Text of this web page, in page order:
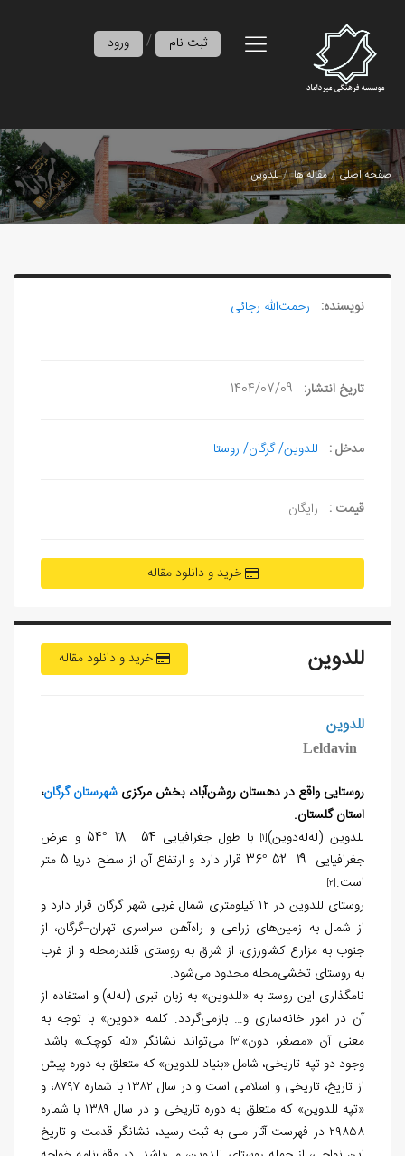
ورود / ثبت نام
صفحه اصلی مقاله ها للدوین
نویسنده: رحمت‌الله رجائی
تاریخ انتشار: 1404/07/09
مدخل : للدوین/ گرگان/ روستا
قیمت : رایگان
خرید و دانلود مقاله
خرید و دانلود مقاله للدوین
للدوین
Leldavin
روستایی واقع در دهستان روشن‌آباد، بخش مرکزی شهرستان گرگان،
استان گلستان.
للدوین (له‌له‌دوین)[1]
با طول جغرافیایی 54ً 18َ °54 و عرض
جغرافیایی 19ً 52َ °36 قرار دارد و ارتفاع آن از سطح دریا 5 متر
است.[2]
روستای للدوین در ۱۲ کیلومتری شمال غربی شهر گرگان قرار دارد و
از شمال به زمین‌های زراعی و راه‌آهن سراسری تهران–گرگان، از
جنوب به مزارع کشاورزی، از شرق به روستای قلندرمحله و از غرب
به روستای تخشی‌محله محدود می‌شود.
نامگذاری این روستا به «للدوین» به زبان تبری (له‌له) و استفاده از
آن در امور خانه‌سازی و… بازمی‌گردد. کلمه «دوین» با توجه به
معنی آن «مصغر، دون»[3]
می‌تواند نشانگر «لله کوچک» باشد.
وجود دو تپه تاریخی، شامل «بنیاد للدوین» که متعلق به دوره پیش
از تاریخ، تاریخی و اسلامی است و در سال ۱۳۸۲ با شماره ۸۷۹۷، و
«تپه للدوین» که متعلق به دوره تاریخی و در سال ۱۳۸۹ با شماره
۲۹۸۵۸ در فهرست آثار ملی به ثبت رسید، نشانگر قدمت و تاریخ